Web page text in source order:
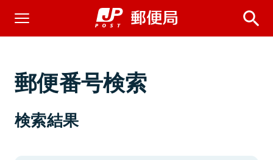
郵便番号検索
検索結果